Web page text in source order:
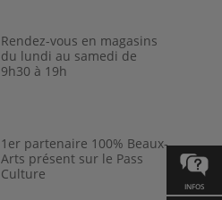
INFOS
Rendez-vous en magasins
du lundi au samedi de
9h30 à 19h
1er partenaire 100% Beaux-
Arts présent sur le Pass
Culture